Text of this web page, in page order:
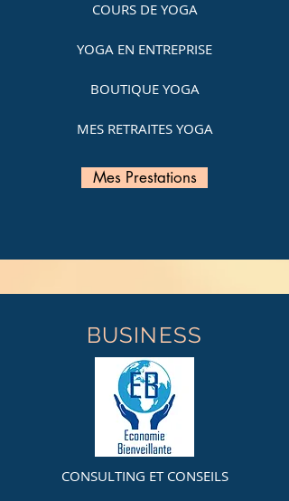
COURS DE YOGA
YOGA EN ENTREPRISE
BOUTIQUE YOGA
MES RETRAITES YOGA
Mes Prestations
BUSINESS
CONSULTING ET CONSEILS